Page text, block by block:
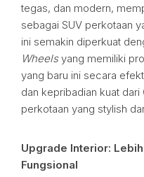
tegas, dan modern,
sebagai SUV perkotaan
ini semakin diperkuat
Wheelsyang memiliki
yang baru ini secara
dan kepribadian kuat dari
perkotaan yang stylish
Upgrade Interior:
Fungsional